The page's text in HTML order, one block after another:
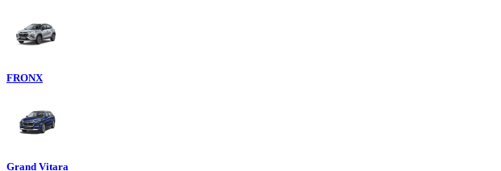
FRONX
Grand Vitara